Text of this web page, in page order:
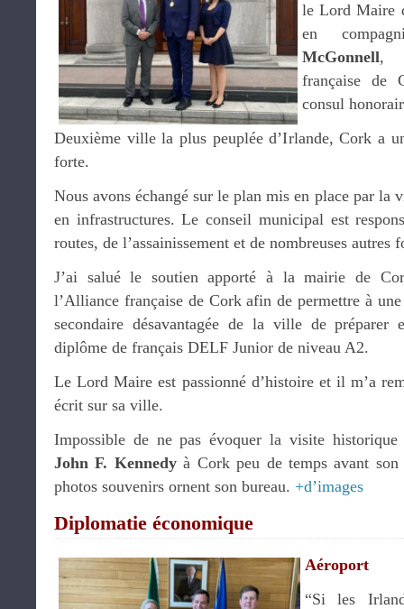
le Lord Maire
en
McGonnell,
française
consul
Deuxième ville la plus peuplée d’Irlande, Cork a
forte.
Nous avons échangé sur le plan mis en place par la
en infrastructures. Le conseil municipal est
routes, de l’assainissement et de nombreuses autres
J’ai salué le soutien apporté à la mairie de
l’Alliance française de Cork afin de permettre à
secondaire désavantagée de la ville de préparer
diplôme de français DELF Junior de niveau A2.
Le Lord Maire est passionné d’histoire et il m’a
écrit sur sa ville.
Impossible de ne pas évoquer la visite historique
John F. Kennedyà Cork peu de temps avant son
photos souvenirs ornent son bureau. +d’images
Diplomatie économique
Aéroport
“Si les